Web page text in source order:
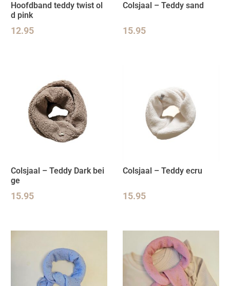
Hoofdband teddy twist ol
d pink
12.95
Colsjaal – Teddy sand
15.95
Colsjaal – Teddy Dark bei
ge
15.95
Colsjaal – Teddy ecru
15.95